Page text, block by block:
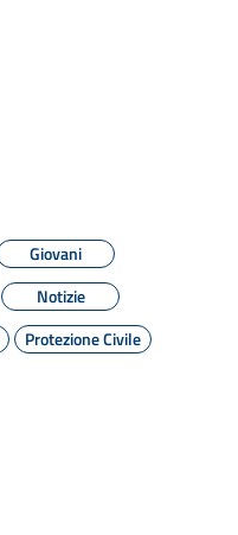
Giovani
Notizie
Protezione Civile